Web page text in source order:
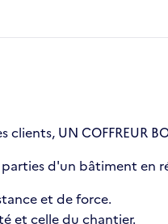
UN COFFREUR
d'un bâtiment en
et de force.
et celle du chantier.